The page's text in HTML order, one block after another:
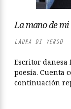
La mano de
LAURA DI VERSO
Escritor danesa
poesía. Cuenta
continuación